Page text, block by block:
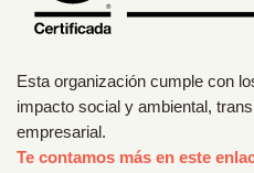
Esta organización cumple con
impacto social y ambiental,
empresarial.
Te contamos más en este